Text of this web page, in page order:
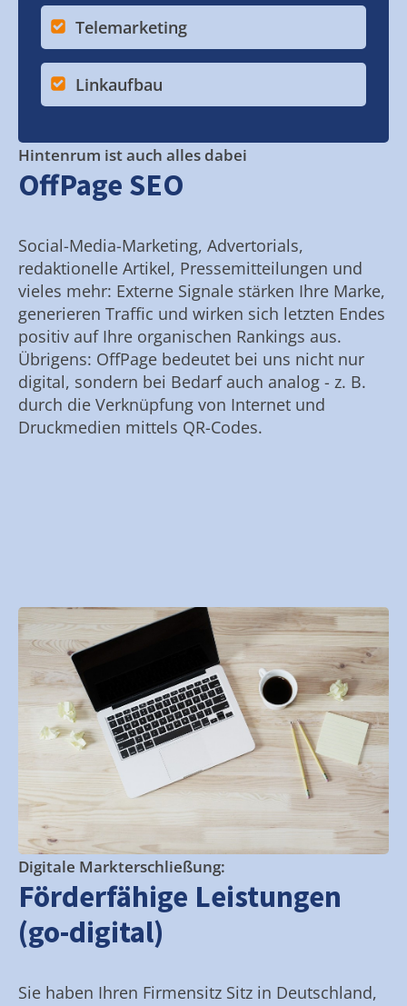
Telemarketing
Linkaufbau
Hintenrum ist auch alles dabei
OffPage SEO
Social-Media-Marketing, Advertorials,
redaktionelle Artikel, Pressemitteilungen und
vieles mehr: Externe Signale stärken Ihre Marke,
generieren Traffic und wirken sich letzten Endes
positiv auf Ihre organischen Rankings aus.
Übrigens: OffPage bedeutet bei uns nicht nur
digital, sondern bei Bedarf auch analog - z. B.
durch die Verknüpfung von Internet und
Druckmedien mittels QR-Codes.
Digitale Markterschließung:
Förderfähige Leistungen
(go-digital)
Sie haben Ihren Firmensitz Sitz in Deutschland,